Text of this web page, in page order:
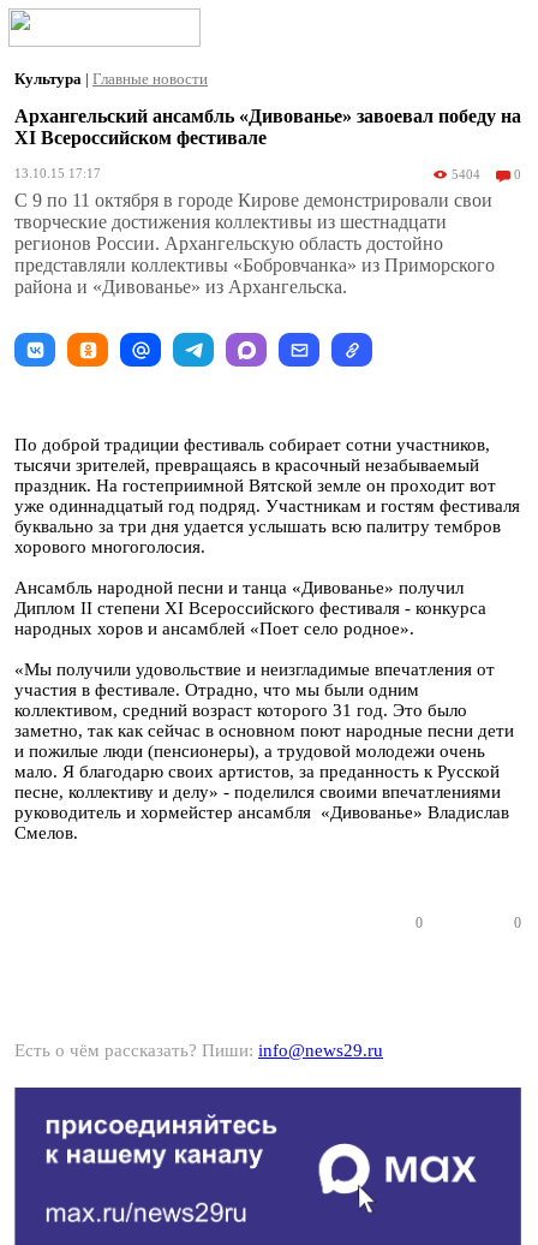
Культура | Главные новости
Архангельский ансамбль «Дивованье» завоевал победу на
XI Всероссийском фестивале
13.10.15 17:17 5404 0
С 9 по 11 октября в городе Кирове демонстрировали свои
творческие достижения коллективы из шестнадцати
регионов России. Архангельскую область достойно
представляли коллективы «Бобровчанка» из Приморского
района и «Дивованье» из Архангельска.
По доброй традиции фестиваль собирает сотни участников,
тысячи зрителей, превращаясь в красочный незабываемый
праздник. На гостеприимной Вятской земле он проходит вот
уже одиннадцатый год подряд. Участникам и гостям фестиваля
буквально за три дня удается услышать всю палитру тембров
хорового многоголосия.
Ансамбль народной песни и танца «Дивованье» получил
Диплом II степени XI Всероссийского фестиваля - конкурса
народных хоров и ансамблей «Поет село родное».
«Мы получили удовольствие и неизгладимые впечатления от
участия в фестивале. Отрадно, что мы были одним
коллективом, средний возраст которого 31 год. Это было
заметно, так как сейчас в основном поют народные песни дети
и пожилые люди (пенсионеры), а трудовой молодежи очень
мало. Я благодарю своих артистов, за преданность к Русской
песне, коллективу и делу» - поделился своими впечатлениями
руководитель и хормейстер ансамбля «Дивованье» Владислав
Смелов.
0 0
Есть о чём рассказать? Пиши: info@news29.ru